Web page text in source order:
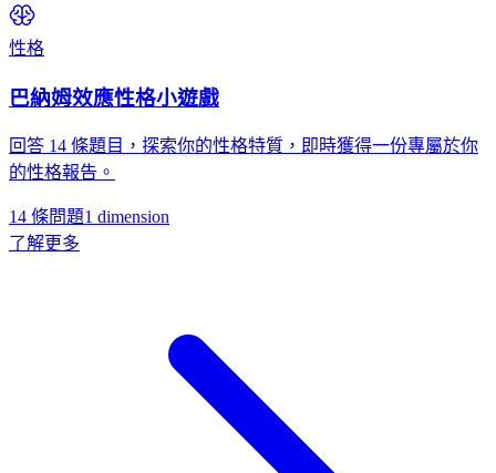
性格
巴納姆效應性格小遊戲
回答 14 條題目，探索你的性格特質，即時獲得一份專屬於你
的性格報告。
14 條問題1 dimension
了解更多